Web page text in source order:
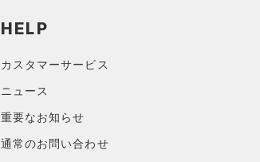
HELP
カスタマーサービス
ニュース
重要なお知らせ
通常のお問い合わせ